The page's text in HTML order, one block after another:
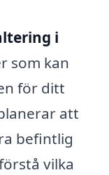
i
som kan
för ditt
att
befintlig
vilka